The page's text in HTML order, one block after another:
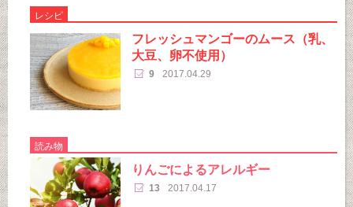
レシピ
フレッシュマンゴーのムース（乳、
大豆、卵不使用）
9 2017.04.29
読み物
りんごによるアレルギー
13 2017.04.17